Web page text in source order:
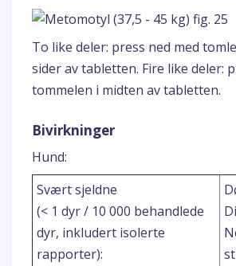
To like deler: press ned med
sider av tabletten. Fire like deler:
tommelen i midten av tabletten.
Bivirkninger
Hund:
Svært sjeldne
(< 1 dyr / 10 000 behandlede
dyr, inkludert isolerte
rapporter):